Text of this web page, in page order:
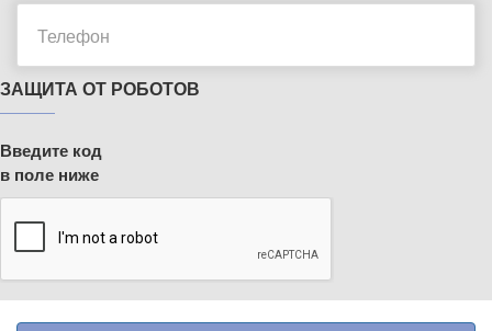
ЗАЩИТА ОТ РОБОТОВ
Введите код
в поле ниже